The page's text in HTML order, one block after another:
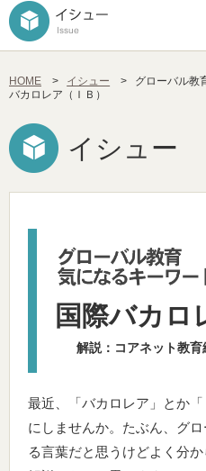
HOME > イシュー >
グローバル
バカロレア（ＩＢ）
イシュー
国際バカロ
解説：コアネット教
最近、「バカロレア」とか
にしませんか。たぶん、グ
る言葉だと思うけどよく分